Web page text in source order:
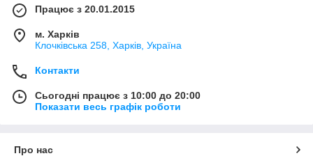
Працює з 20.01.2015
м. Харків
Клочкiвська 258, Харків, Україна
Контакти
Сьогодні працює з 10:00 до 20:00
Показати весь графік роботи
Про нас